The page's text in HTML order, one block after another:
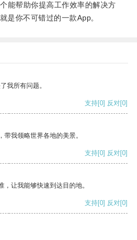
帮助你提高工作效率的解决方
是你不可错过的一款App。
我所有问题。
支持[0] 反对[0]
我领略世界各地的美景。
支持[0] 反对[0]
让我能够快速到达目的地。
支持[0] 反对[0]